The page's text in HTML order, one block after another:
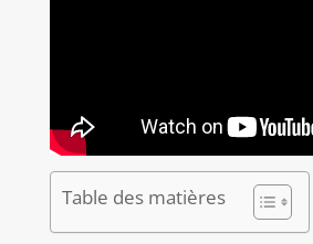
Table des matières